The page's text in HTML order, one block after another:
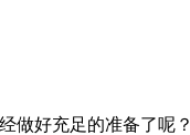
做好充足的准备了呢？